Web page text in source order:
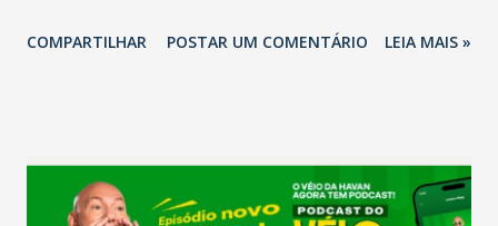
relação ao último trimestre deste ano, 56% também
confraternizações de fim de ano e pelo pagamento do 13º
Salário para um número maior de trabalhadores, já que o
COMPARTILHAR POSTAR UM COMENTÁRIO LEIA MAIS »